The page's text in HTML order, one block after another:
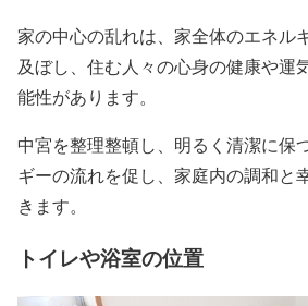
家の中心の乱れは、家全体のエネル
及ぼし、住む人々の心身の健康や運
能性があります。
中宮を整理整頓し、明るく清潔に保
ギーの流れを促し、家庭内の調和と
きます。
トイレや浴室の位置